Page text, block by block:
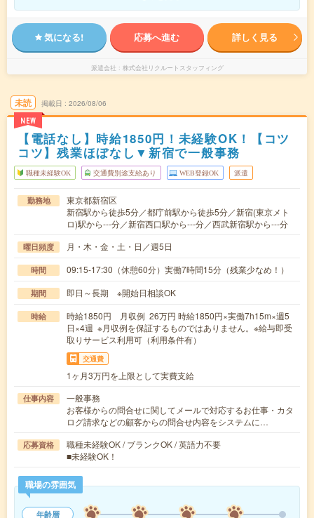
気になる! 応募へ進む 詳しく見る
派遣会社 株式会社リクルートスタッフィング
未読
NEW
掲載日 2026/08/06
【電話なし】時給1850円！未経験OK！【コツ
コツ】残業ほぼなし▼新宿で一般事務
職種未経験OK 交通費別途支給あり WEB登録OK 派遣
勤務地
東京都新宿区
新宿駅から徒歩5分／都庁前駅から徒歩5分／新宿(東京メト
ロ)駅から---分／新宿西口駅から---分／西武新宿駅から---分
曜日頻度 月・木・金・土・日／週5日
時間 09:15-17:30（休憩60分）実働7時間15分（残業少なめ！）
期間 即日～長期 ※開始日相談OK
時給
時給1850円 月収例 26万円 時給1850円×実働7h15m×週5
日×4週 ※月収例を保証するものではありません。※給与即受
取りサービス利用可（利用条件有）
交通費
1ヶ月3万円を上限として実費支給
仕事内容
一般事務
お客様からの問合せに関してメールで対応するお仕事・カタ
ログ請求などの顧客からの問合せ内容をシステムに…
応募資格
職種未経験OK / ブランクOK / 英語力不要
■未経験OK！
職場の雰囲気
年齢層